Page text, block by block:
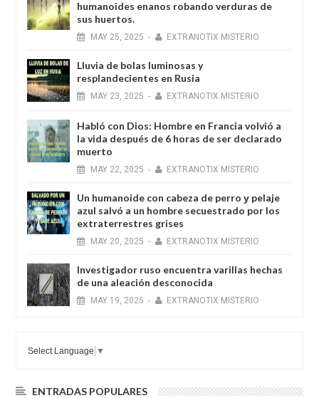
humanoides enanos robando verduras de
sus huertos.
MAY 25, 2025 - EXTRANOTIX MISTERIO
Lluvia de bolas luminosas y
resplandecientes en Rusia
MAY 23, 2025 - EXTRANOTIX MISTERIO
Habló con Dios: Hombre en Francia volvió a
la vida después de 6 horas de ser declarado
muerto
MAY 22, 2025 - EXTRANOTIX MISTERIO
Un humanoide con cabeza de perro у pelaje
azul salvó a un hombre secuestrado por los
extraterrestres grises
MAY 20, 2025 - EXTRANOTIX MISTERIO
Investigador ruso encuentra varillas hechas
de una aleación desconocida
MAY 19, 2025 - EXTRANOTIX MISTERIO
Select Language ▼
ENTRADAS POPULARES